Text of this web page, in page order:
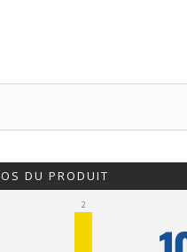
DU PRODUIT
2